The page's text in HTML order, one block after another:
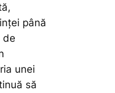
până
de
unei
să